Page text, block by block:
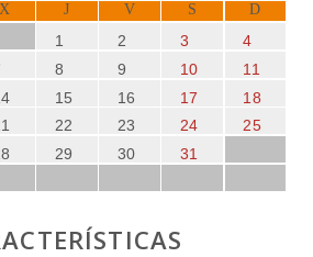
X J V S D
1 2 3
4
8 9 10
11
15 16 17
18
22 23 24
25
29 30 31